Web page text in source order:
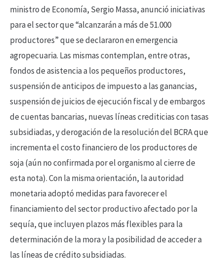
ministro de Economía, Sergio Massa, anunció iniciativas
para el sector que “alcanzarán a más de 51.000
productores” que se declararon en emergencia
agropecuaria. Las mismas contemplan, entre otras,
fondos de asistencia a los pequeños productores,
suspensión de anticipos de impuesto a las ganancias,
suspensión de juicios de ejecución fiscal y de embargos
de cuentas bancarias, nuevas líneas crediticias con tasas
subsidiadas, y derogación de la resolución del BCRA que
incrementa el costo financiero de los productores de
soja (aún no confirmada por el organismo al cierre de
esta nota). Con la misma orientación, la autoridad
monetaria adoptó medidas para favorecer el
financiamiento del sector productivo afectado por la
sequía, que incluyen plazos más flexibles para la
determinación de la mora y la posibilidad de acceder a
las líneas de crédito subsidiadas.